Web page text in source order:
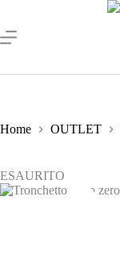
contenuto
Home OUTLET
ESAURITO